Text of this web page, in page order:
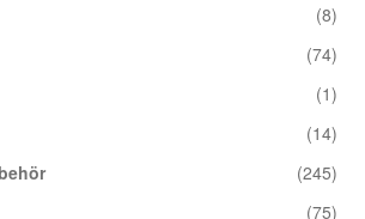
(8)
(74)
(1)
(14)
(245)
(75)